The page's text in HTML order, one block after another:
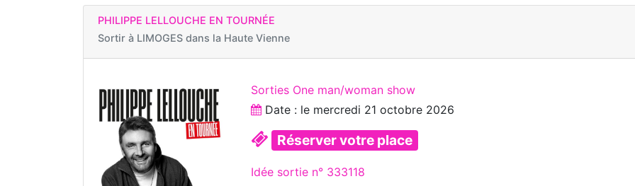
PHILIPPE LELLOUCHE EN TOURNÉE
Sortir à LIMOGES dans la Haute Vienne
Sorties One man/woman show
Date : le mercredi 21 octobre 2026
Réserver votre place
Idée sortie n° 333118